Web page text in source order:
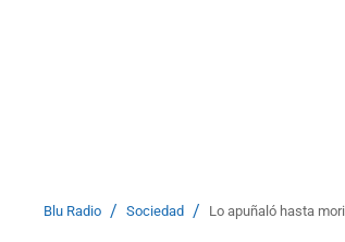
Blu Radio / Sociedad / Lo apuñaló hasta